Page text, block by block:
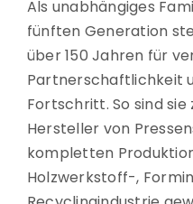
Als unabhängiges
fünften Generation
über 150 Jahren für
Partnerschaftlichkeit
Fortschritt. So sind
Hersteller von
kompletten
Holzwerkstoff-,